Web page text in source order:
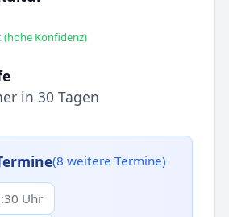
(hohe Konfidenz)
in 30 Tagen
(8 weitere Termine)
Uhr